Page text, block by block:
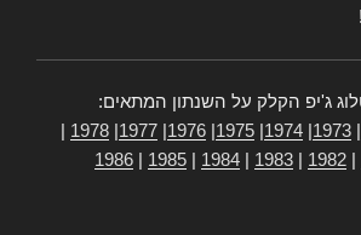
ג'יפ הקלק על השנתון המתאים:
1973
1974
1975
1976
1977
1978
1982
1983
1984
1985
1986